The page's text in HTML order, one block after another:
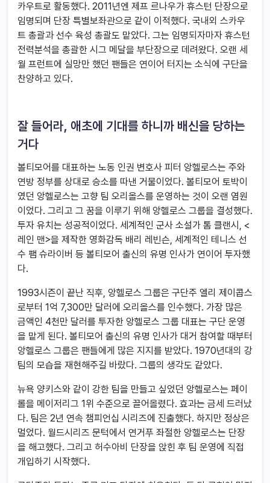
카우트로 활동했다. 2011년엔 제프 르나우가 휴스턴 단장으로
임명되며 단장 특별보좌관으로 같이 이적했다. 국내외 스카우
트 총괄과 선수 육성 총괄도 맡았다. 그는 임명되자마자 휴스턴
전력분석을 총괄한 시그 메달을 부단장으로 데려왔다. 오랜 세
월 프런트에 실망만 했던 팬들은 연이어 터지는 소식에 구단을
찬양하고 있다.
잘 들어라, 애초에 기대를 하니까 배신을 당하는
거다
볼티모어를 대표하는 노동 인권 변호사 피터 앙헬로스는 주와
연방 정부를 상대로 승소를 따낸 거물이었다. 볼티모어 토박이
였던 앙헬로스는 고향 팀 오리올스를 운영하는 것이 오랜 염원
이었다. 그리고 그 꿈을 이루기 위해 앙헬로스 그룹을 결성했다.
투자 유치는 성공적이었다. 세계적인 군사 소설가 톰 클랜시, <
레인 맨>을 제작한 영화감독 배리 레빈슨, 세계적인 테니스 선
수 팸 슈라이버 등 볼티모어 출신의 유명 인사가 연이어 투자했
다.
1993시즌이 끝난 직후, 앙헬로스 그룹은 구단주 엘리 제이콥스
로부터 1억 7,300만 달러에 오리올스를 인수했다. 가장 많은
금액인 4천만 달러를 투자한 앙헬로스 그룹 대표는 구단 운영
을 맡게 된다. 볼티모어 출신의 유명 인사가 대거 참여할 때부터
앙헬로스 그룹은 팬들에게 많은 지지를 받았다. 1970년대의 강
팀의 모습을 재현해주길 바랐다. 그룹의 생각도 같았다.
뉴욕 양키스와 같이 강한 팀을 만들고 싶었던 앙헬로스는 페이
롤을 메이저리그 1위 수준으로 끌어올렸다. 효과는 금세 드러났
다. 팀은 2년 연속 챔피언십 시리즈에 진출했다. 하지만 정상은
멀었다. 월드시리즈 문턱에서 연거푸 좌절한 앙헬로스는 단장
을 해고했다. 그리고 허수아비 단장을 앉힌 후 팀 운영에 직접
개입하기 시작했다.